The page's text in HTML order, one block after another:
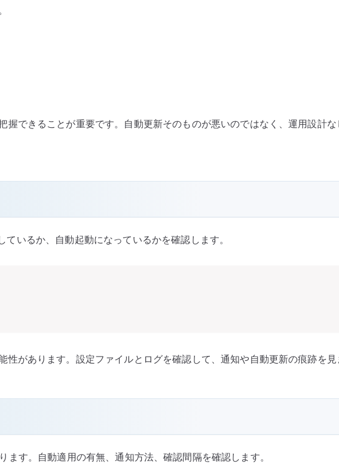
握できることが重要です。自動更新そのものが悪いのではなく、運用設計
ているか、自動起動になっているかを確認します。
があります。設定ファイルとログを確認して、通知や自動更新の痕跡を見
ます。自動適用の有無、通知方法、確認間隔を確認します。